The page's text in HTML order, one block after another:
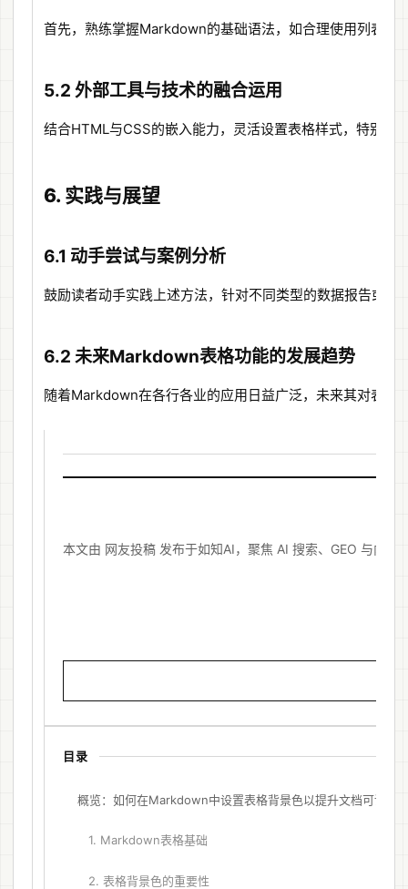
首先，熟练掌握Markdown的基础语法，如合理使用列表、
5.2 外部工具与技术的融合运用
结合HTML与CSS的嵌入能力，灵活设置表格样式，特别是
6. 实践与展望
6.1 动手尝试与案例分析
鼓励读者动手实践上述方法，针对不同类型的数据报告或
6.2 未来Markdown表格功能的发展趋势
随着Markdown在各行各业的应用日益广泛，未来其对表
本文由 网友投稿 发布于如知AI，聚焦 AI 搜索、GEO 与内容
目录
概览：如何在Markdown中设置表格背景色以提升文档可读性
1. Markdown表格基础
2. 表格背景色的重要性